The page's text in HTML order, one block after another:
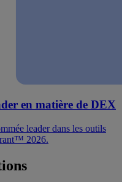
en matière de DEX
leader dans les outils
2026.